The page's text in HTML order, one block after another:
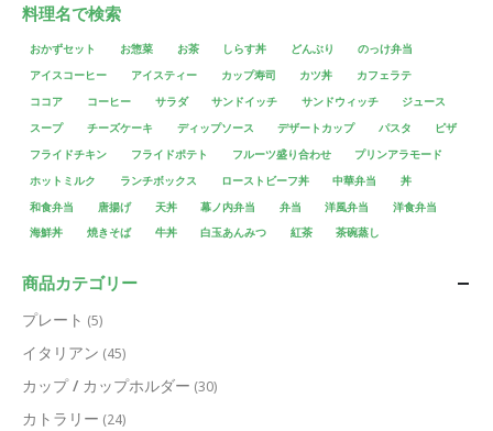
料理名で検索
おかずセット お惣菜 お茶 しらす丼 どんぶり
のっけ弁当
アイスコーヒー
アイスティー カップ寿司 カツ丼
カフェラテ
ココア
コーヒー サラダ サンドイッチ サンドウィッチ
ジュース
スープ
チーズケーキ ディップソース デザートカップ パスタ
ピザ
フライドチキン
フライドポテト フルーツ盛り合わせ
プリンアラモード
ホットミルク
ランチボックス ローストビーフ丼 中華弁当
丼
和食弁当
唐揚げ 天丼 幕ノ内弁当 弁当 洋風弁当
洋食弁当
海鮮丼
焼きそば 牛丼 白玉あんみつ 紅茶 茶碗蒸し
商品カテゴリー
プレート (5)
イタリアン (45)
カップ / カップホルダー (30)
カトラリー (24)